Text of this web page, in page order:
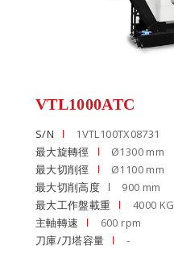
VTL1000ATC
S/N
1VTL100TX08731
最大旋轉徑
Ø1300 mm
最大切削徑
Ø1100 mm
最大切削高度
900 mm
最大工作盤載重
4000 KG
主軸轉速
600 rpm
刀庫/刀塔容量
-